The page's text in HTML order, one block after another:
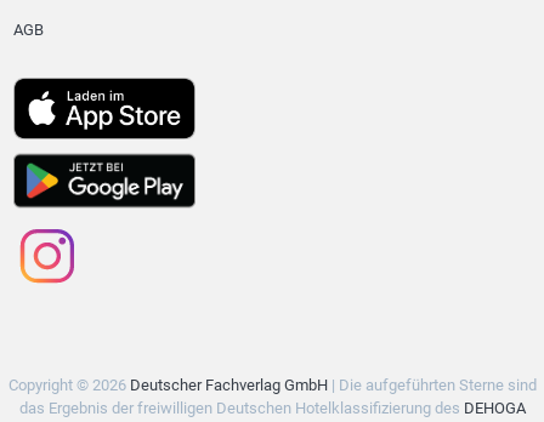
AGB
Copyright © 2026 Deutscher Fachverlag GmbH| Die aufgeführten Sterne sind
das Ergebnis der freiwilligen Deutschen Hotelklassifizierung des DEHOGA